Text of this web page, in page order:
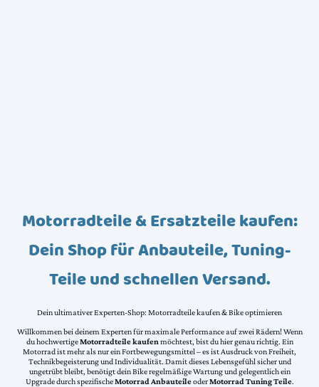
Motorradteile & Ersatzteile kaufen:
Dein Shop für Anbauteile, Tuning-
Teile und schnellen Versand.
Dein ultimativer Experten-Shop: Motorradteile kaufen & Bike optimieren
Willkommen bei deinem Experten für maximale Performance auf zwei Rädern! Wenn
du hochwertigeMotorradteile kaufen möchtest, bist du hier genau richtig. Ein
Motorrad ist mehr als nur ein Fortbewegungsmittel – es ist Ausdruck von Freiheit,
Technikbegeisterung und Individualität. Damit dieses Lebensgefühl sicher und
ungetrübt bleibt, benötigt dein Bike regelmäßige Wartung und gelegentlich ein
Upgrade durch spezifischeMotorrad AnbauteileoderMotorrad Tuning Teile.